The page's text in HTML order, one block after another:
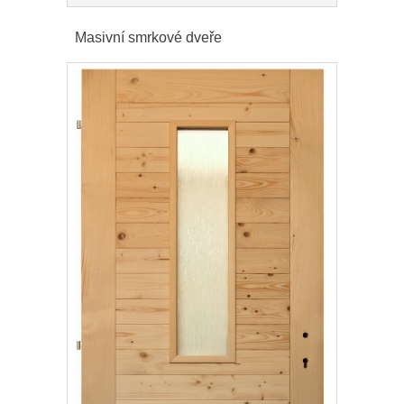
Masivní smrkové dveře